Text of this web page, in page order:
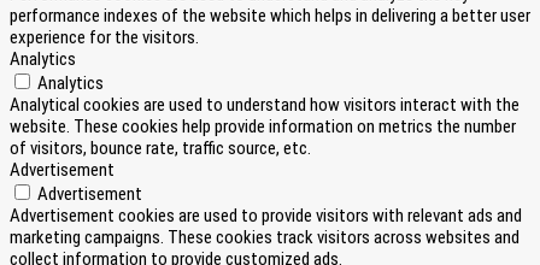
performance indexes of the website which helps in delivering a better user
experience for the visitors.
Analytics
Analytics
Analytical cookies are used to understand how visitors interact with the
website. These cookies help provide information on metrics the number
of visitors, bounce rate, traffic source, etc.
Advertisement
Advertisement
Advertisement cookies are used to provide visitors with relevant ads and
marketing campaigns. These cookies track visitors across websites and
collect information to provide customized ads.